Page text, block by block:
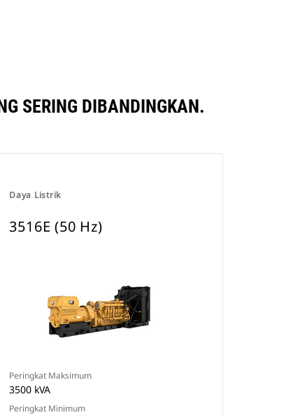
SERING DIBANDINGKAN.
Daya Listrik
3516E (50 Hz)
Peringkat Maksimum
3500 kVA
Peringkat Minimum